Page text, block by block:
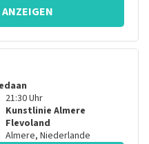
21:30Uhr
Kunstlinie Almere
Flevoland
Almere, Niederlande